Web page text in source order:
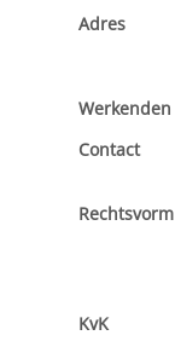
Adres
Werkenden
Contact
Rechtsvorm
KvK